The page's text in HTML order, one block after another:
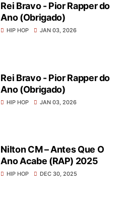
Rei Bravo - Pior Rapper do
Ano (Obrigado)
HIP HOP JAN 03, 2026
Rei Bravo - Pior Rapper do
Ano (Obrigado)
HIP HOP JAN 03, 2026
Nilton CM – Antes Que O
Ano Acabe (RAP) 2025
HIP HOP DEC 30, 2025